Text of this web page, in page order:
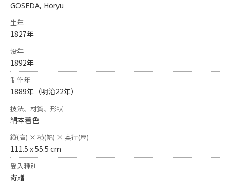
GOSEDA, Horyu
生年
1827年
没年
1892年
制作年
1889年（明治22年）
技法、材質、形状
絹本着色
縦(高) × 横(幅) × 奥行(厚)
111.5 x 55.5 cm
受入種別
寄贈